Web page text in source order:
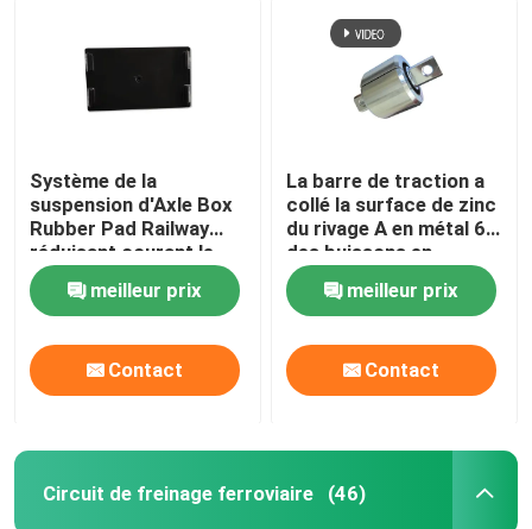
Système de la
suspension d'Axle Box
Rubber Pad Railway
réduisant courant le
frottement
meilleur prix
Contact
La barre de traction a
collé la surface de zinc
du rivage A en métal 65
des buissons en
caoutchouc NR
meilleur prix
Contact
Circuit de freinage ferroviaire (46)